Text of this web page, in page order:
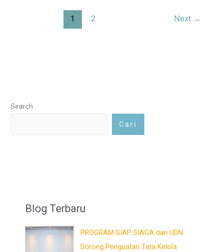
1 2 Next →
Search
Cari
Blog Terbaru
PROGRAM SIAP SIAGA dan UDN
Dorong Penguatan Tata Kelola